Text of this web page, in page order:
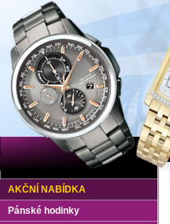
AKČNÍ NABÍDKA
Pánské hodinky